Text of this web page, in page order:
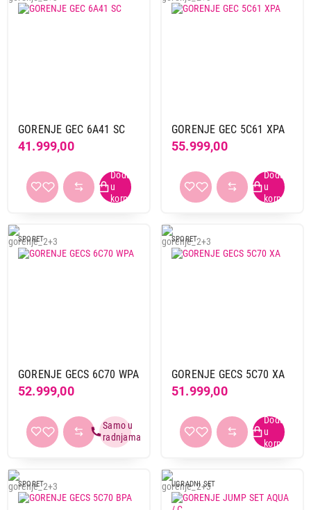
GORENJE GEC 6A41 SC
41.999,00
GORENJE GEC 5C61 XPA
55.999,00
SPORET
GORENJE GECS 6C70 WPA
52.999,00
SPORET
GORENJE GECS 5C70 XA
51.999,00
SPORET UGRADNI SET
52.999,00
UGRADNI SETOVI